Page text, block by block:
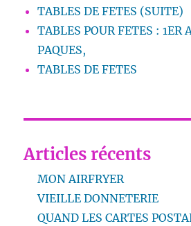
TABLES DE FETES (SUITE)
TABLES POUR FETES : 1ER
PAQUES,
TABLES DE FETES
Articles récents
MON AIRFRYER
VIEILLE DONNETERIE
QUAND LES CARTES